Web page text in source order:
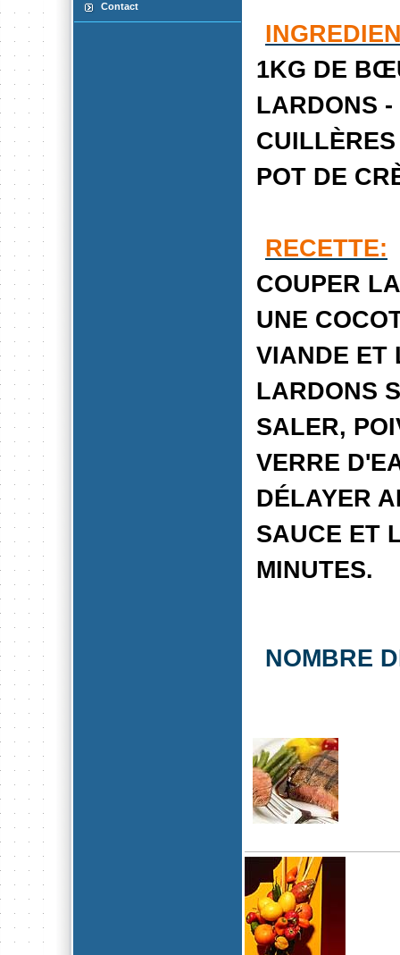
Contact
1KG DE
LARDONS -
POT DE
RECETTE:
COUPER
UNE
VIANDE ET
LARDONS
SALER,
VERRE
DÉLAYER
SAUCE ET
MINUTES.
NOMBRE